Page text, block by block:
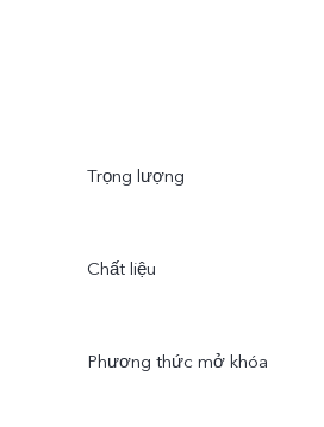
Trọng lượng
Chất liệu
Phương thức mở khóa